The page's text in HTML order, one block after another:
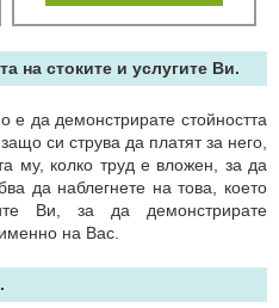
на стоките и услугите Ви.
е да демонстрирате стойността
си струва да платят за него,
му, колко труд е вложен, за да
да наблегнете на това, което
Ви, за да демонстрирате
на Вас.